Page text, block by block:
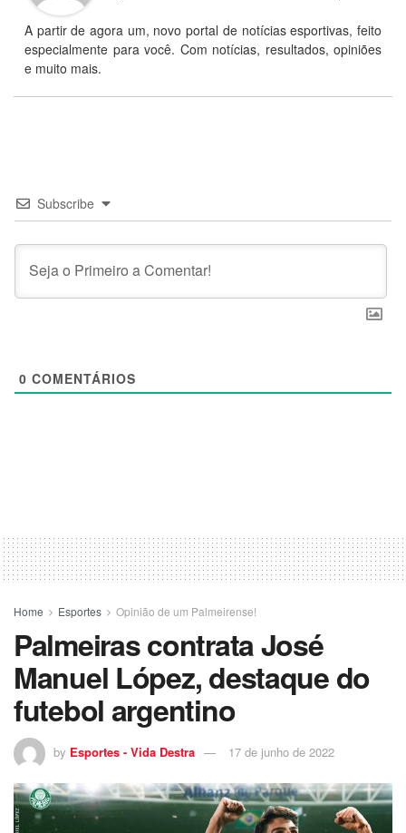
A partir de agora um, novo portal de notícias esportivas, feito
especialmente para você. Com notícias, resultados, opiniões
e muito mais.
Subscribe
0 COMENTÁRIOS
Home Esportes Opinião de um Palmeirense!
Palmeiras contrata José
Manuel López, destaque do
futebol argentino
by Esportes - Vida Destra 17 de junho de 2022